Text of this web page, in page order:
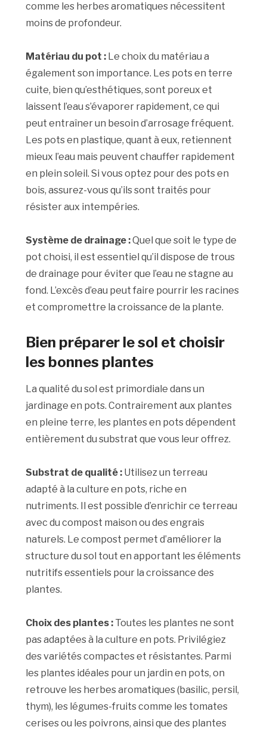
comme les herbes aromatiques nécessitent
moins de profondeur.
Matériau du pot : Le choix du matériau a
également son importance. Les pots en terre
cuite, bien qu’esthétiques, sont poreux et
laissent l’eau s’évaporer rapidement, ce qui
peut entraîner un besoin d’arrosage fréquent.
Les pots en plastique, quant à eux, retiennent
mieux l’eau mais peuvent chauffer rapidement
en plein soleil. Si vous optez pour des pots en
bois, assurez-vous qu’ils sont traités pour
résister aux intempéries.
Système de drainage :Quel que soit le type de
pot choisi, il est essentiel qu’il dispose de trous
de drainage pour éviter que l’eau ne stagne au
fond. L’excès d’eau peut faire pourrir les racines
et compromettre la croissance de la plante.
Bien préparer le sol et choisir
les bonnes plantes
La qualité du sol est primordiale dans un
jardinage en pots. Contrairement aux plantes
en pleine terre, les plantes en pots dépendent
entièrement du substrat que vous leur offrez.
Substrat de qualité : Utilisez un terreau
adapté à la culture en pots, riche en
nutriments. Il est possible d’enrichir ce terreau
avec du compost maison ou des engrais
naturels. Le compost permet d’améliorer la
structure du sol tout en apportant les éléments
nutritifs essentiels pour la croissance des
plantes.
Choix des plantes : Toutes les plantes ne sont
pas adaptées à la culture en pots. Privilégiez
des variétés compactes et résistantes. Parmi
les plantes idéales pour un jardin en pots, on
retrouve les herbes aromatiques (basilic, persil,
thym), les légumes-fruits comme les tomates
cerises ou les poivrons, ainsi que des plantes